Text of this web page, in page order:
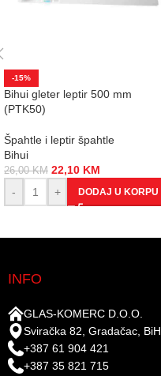
-15%
Bihui gleter leptir 500 mm
(PTK50)
Špahtle i leptir špahtle
Bihui
26,00KM 22,10 KM
-
+ DODAJ U KORPU
INFO
GLAS-KOMERC D.O.O.
Sviračka 82, Gradačac, BiH
+387 61 904 421
+387 35 821 715